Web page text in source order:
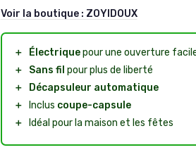
Voir la boutique : ZOYIDOUX
＋ Électriquepour une ouverture
＋
Sans fil pour plus de liberté
＋
Décapsuleur automatique
＋
Inclus coupe-capsule
＋
Idéal pour la maison et les fêtes